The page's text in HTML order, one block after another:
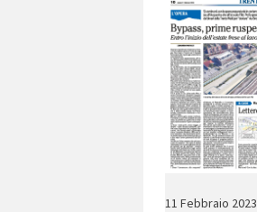
11 Febbraio 2023